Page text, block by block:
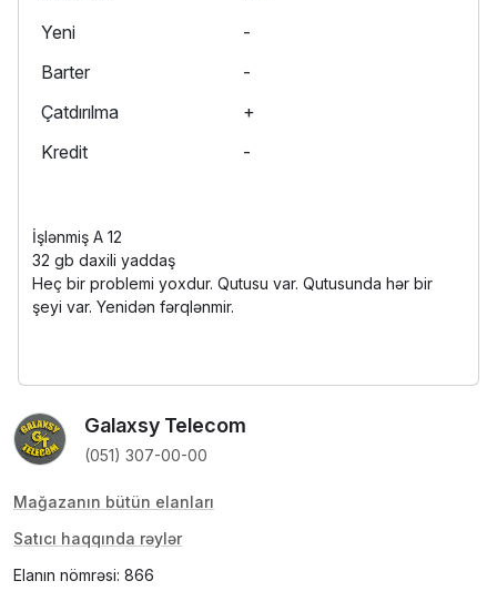
Yeni
-
Barter
-
Çatdırılma
+
Kredit
-
İşlənmiş A 12
32 gb daxili yaddaş
Heç bir problemi yoxdur. Qutusu var. Qutusunda hər bir
şeyi var. Yenidən fərqlənmir.
Galaxsy Telecom
(051) 307-00-00
Mağazanın bütün elanları
Satıcı haqqında rəylər
Elanın nömrəsi: 866